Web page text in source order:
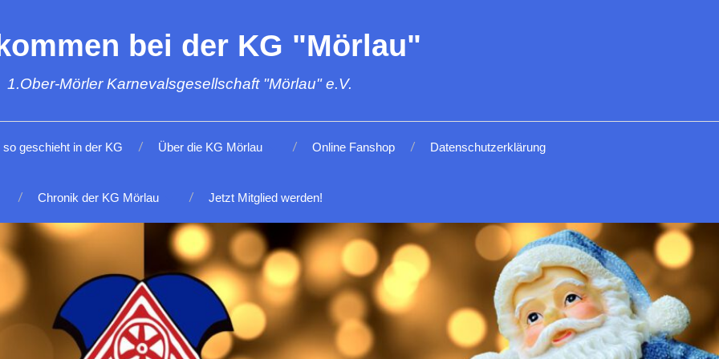
bei der KG "Mörlau"
1.Ober-Mörler Karnevalsgesellschaft "Mörlau" e.V.
so geschieht in der KG Über die KG Mörlau Online Fanshop Datenschutzerklärung
Chronik der KG Mörlau Jetzt Mitglied werden!